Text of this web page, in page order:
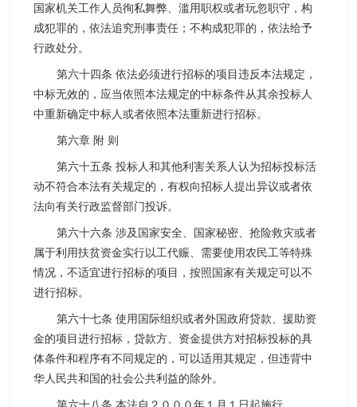
国家机关工作人员徇私舞弊、滥用职权或者玩忽职守，构
成犯罪的，依法追究刑事责任；不构成犯罪的，依法给予
行政处分。
第六十四条 依法必须进行招标的项目违反本法规定，
中标无效的，应当依照本法规定的中标条件从其余投标人
中重新确定中标人或者依照本法重新进行招标。
第六章 附 则
第六十五条 投标人和其他利害关系人认为招标投标活
动不符合本法有关规定的，有权向招标人提出异议或者依
法向有关行政监督部门投诉。
第六十六条 涉及国家安全、国家秘密、抢险救灾或者
属于利用扶贫资金实行以工代赈、需要使用农民工等特殊
情况，不适宜进行招标的项目，按照国家有关规定可以不
进行招标。
第六十七条 使用国际组织或者外国政府贷款、援助资
金的项目进行招标，贷款方、资金提供方对招标投标的具
体条件和程序有不同规定的，可以适用其规定，但违背中
华人民共和国的社会公共利益的除外。